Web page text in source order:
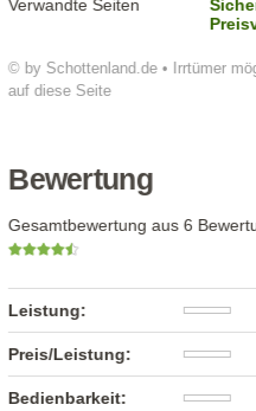
© by Schottenland.de • Irrtümer
auf diese Seite
Verwandte Seiten
Bewertung
Gesamtbewertung aus 6
Leistung:
Preis/Leistung:
Bedienbarkeit: